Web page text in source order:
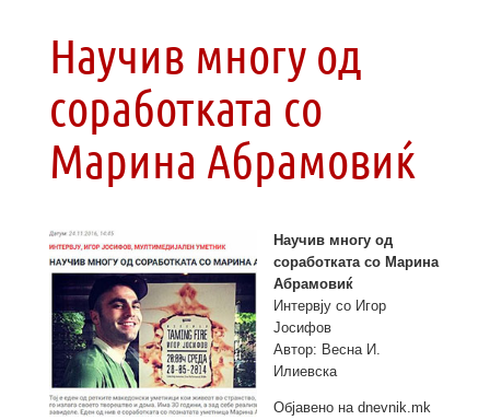
Научив многу од
соработката со
Марина Абрамовиќ
Научив многу од
соработката со Марина
Абрамовиќ
Интервју со Игор
Јосифов
Автор: Весна И.
Илиевска
Објавено на dnevnik.mk